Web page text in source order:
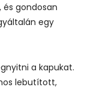
és gondosan
egy
a kapukat.
lebutított,